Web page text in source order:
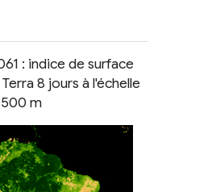
: indice de surface
8 jours à l'échelle
m